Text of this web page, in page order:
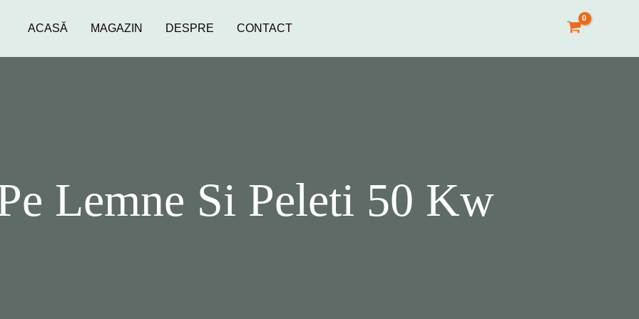
ACASĂ MAGAZIN DESPRE CONTACT
Lemne Si Peleti 50 Kw